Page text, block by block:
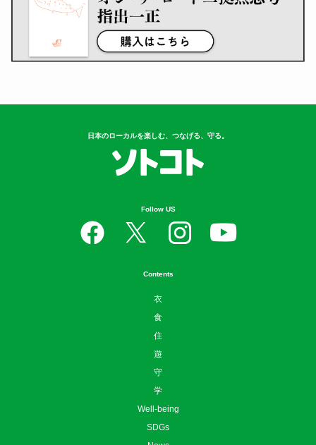
日本のローカルを楽しむ、つなげる、守る。
Follow US
Contents
衣
食
住
遊
守
学
Well-being
SDGs